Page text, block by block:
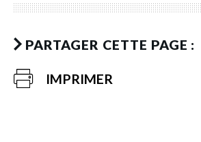
PARTAGER CETTE PAGE :
IMPRIMER